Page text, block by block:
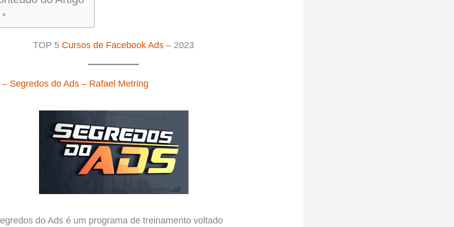
TOP 5 Cursos de Facebook Ads – 2023
Segredos do Ads – Rafael Metring
do Ads é um programa de treinamento voltado